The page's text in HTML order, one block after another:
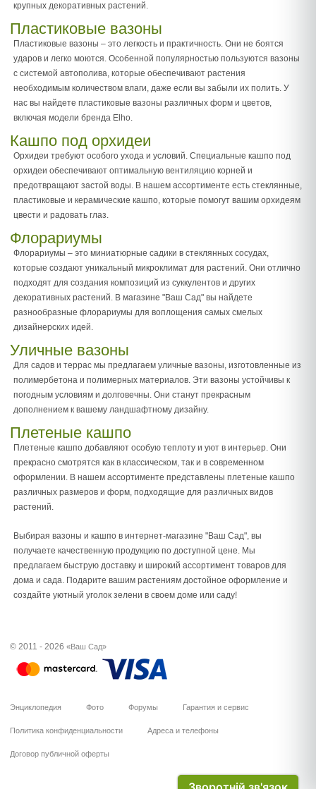
крупных декоративных растений.
Пластиковые вазоны
Пластиковые вазоны – это легкость и практичность. Они не боятся
ударов и легко моются. Особенной популярностью пользуются вазоны
с системой автополива, которые обеспечивают растения
необходимым количеством влаги, даже если вы забыли их полить. У
нас вы найдете пластиковые вазоны различных форм и цветов,
включая модели бренда Elho.
Кашпо под орхидеи
Орхидеи требуют особого ухода и условий. Специальные кашпо под
орхидеи обеспечивают оптимальную вентиляцию корней и
предотвращают застой воды. В нашем ассортименте есть стеклянные,
пластиковые и керамические кашпо, которые помогут вашим орхидеям
цвести и радовать глаз.
Флорариумы
Флорариумы – это миниатюрные садики в стеклянных сосудах,
которые создают уникальный микроклимат для растений. Они отлично
подходят для создания композиций из суккулентов и других
декоративных растений. В магазине "Ваш Сад" вы найдете
разнообразные флорариумы для воплощения самых смелых
дизайнерских идей.
Уличные вазоны
Для садов и террас мы предлагаем уличные вазоны, изготовленные из
полимербетона и полимерных материалов. Эти вазоны устойчивы к
погодным условиям и долговечны. Они станут прекрасным
дополнением к вашему ландшафтному дизайну.
Плетеные кашпо
Плетеные кашпо добавляют особую теплоту и уют в интерьер. Они
прекрасно смотрятся как в классическом, так и в современном
оформлении. В нашем ассортименте представлены плетеные кашпо
различных размеров и форм, подходящие для различных видов
растений.
Выбирая вазоны и кашпо в интернет-магазине "Ваш Сад", вы
получаете качественную продукцию по доступной цене. Мы
предлагаем быструю доставку и широкий ассортимент товаров для
дома и сада. Подарите вашим растениям достойное оформление и
создайте уютный уголок зелени в своем доме или саду!
© 2011 - 2026 «Ваш Сад»
Энциклопедия Фото Форумы Гарантия и сервис
Политика конфиденциальности Адреса и телефоны
Договор публичной оферты